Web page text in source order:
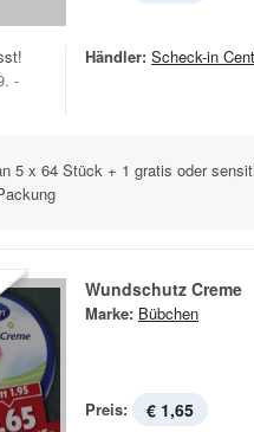
-
Händler: Scheck-in
5 x 64 Stück + 1 gratis oder
Wundschutz Creme
Marke: Bübchen
Preis: € 1,65